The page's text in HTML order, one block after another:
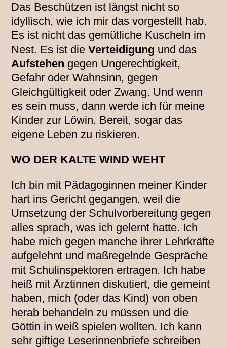
Das Beschützen ist längst nicht so
idyllisch, wie ich mir das vorgestellt hab.
Es ist nicht das gemütliche Kuscheln im
Nest. Es ist dieVerteidigung und das
Aufstehen gegen Ungerechtigkeit,
Gefahr oder Wahnsinn, gegen
Gleichgültigkeit oder Zwang. Und wenn
es sein muss, dann werde ich für meine
Kinder zur Löwin. Bereit, sogar das
eigene Leben zu riskieren.
WO DER KALTE WIND WEHT
Ich bin mit Pädagoginnen meiner Kinder
hart ins Gericht gegangen, weil die
Umsetzung der Schulvorbereitung gegen
alles sprach, was ich gelernt hatte. Ich
habe mich gegen manche ihrer Lehrkräfte
aufgelehnt und maßregelnde Gespräche
mit Schulinspektoren ertragen. Ich habe
heiß mit Ärztinnen diskutiert, die gemeint
haben, mich (oder das Kind) von oben
herab behandeln zu müssen und die
Göttin in weiß spielen wollten. Ich kann
sehr giftige Leserinnenbriefe schreiben